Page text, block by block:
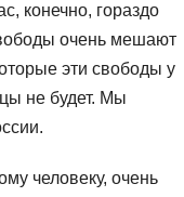
конечно, гораздо
очень мешают
эти свободы у
не будет. Мы
человеку, очень